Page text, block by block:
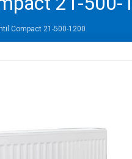
Compact 21-500-1200